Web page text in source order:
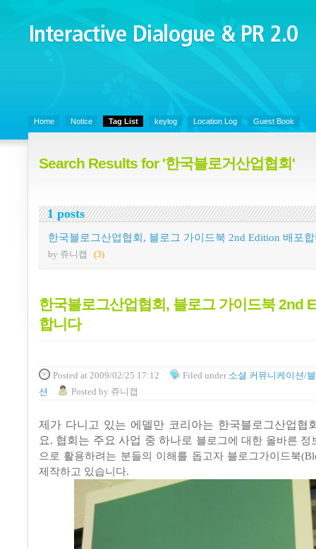
Interactive Dialogue &
PR 2.0
Home Notice Tag List keylog Location Log Guest Book
Search Results for '한국블로거산업협회'
1 posts
한국블로그산업협회, 블로그 가이드북 2nd Edition 배포
by 쥬니캡 (3)
한국블로그산업협회, 블로그 가이드북 2nd
합니다
Posted at 2009/02/25 17:12 Filed under 소셜 커뮤니케이션/
션
Posted by 쥬니캡
제가 다니고 있는 에델만 코리아는 한국블로그산업협
요. 협회는 주요 사업 중 하나로 블로그에 대한 올바른 정
으로 활용하려는 분들의 이해를 돕고자 블로그가이드북
제작하고 있습니다.